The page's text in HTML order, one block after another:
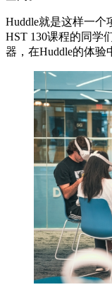
Huddle就是这样一个
HST 130课程的同学
器，在Huddle的体验